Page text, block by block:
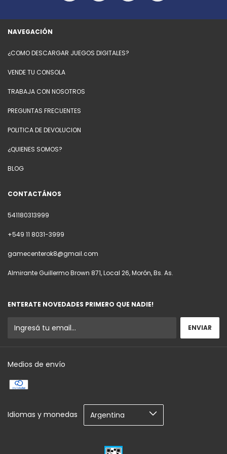
NAVEGACIÓN
¿COMO DESCARGAR JUEGOS DIGITALES?
VENDE TU CONSOLA
TRABAJA CON NOSOTROS
PREGUNTAS FRECUENTES
POLITICA DE DEVOLUCION
¿QUIENES SOMOS?
BLOG
CONTACTÁNOS
541180313999
+549 11 8031-3999
gamecenterok8@gmail.com
Almirante Guillermo Brown 871, Local 26, Morón, Bs. As.
ENTERATE NOVEDADES PRIMERO QUE NADIE!
Medios de envío
Idiomas y monedas